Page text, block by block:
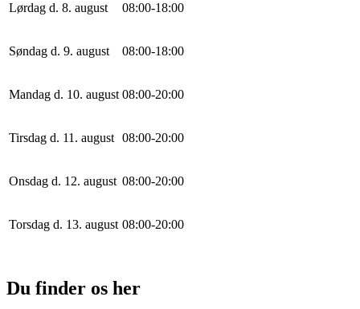
Lørdag d. 8. august 08:00-18:00
Søndag d. 9. august 08:00-18:00
Mandag d. 10. august 08:00-20:00
Tirsdag d. 11. august 08:00-20:00
Onsdag d. 12. august 08:00-20:00
Torsdag d. 13. august 08:00-20:00
Du finder os her